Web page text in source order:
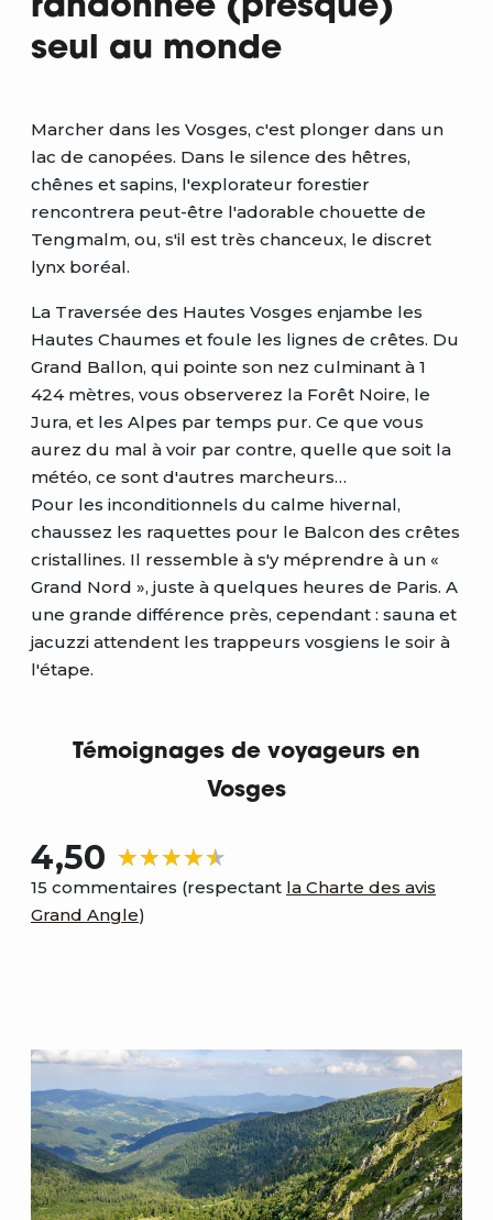
randonnée (presque)
seul au monde
Marcher dans les Vosges, c'est plonger dans un
lac de canopées. Dans le silence des hêtres,
chênes et sapins, l'explorateur forestier
rencontrera peut-être l'adorable chouette de
Tengmalm, ou, s'il est très chanceux, le discret
lynx boréal.
La Traversée des Hautes Vosges enjambe les
Hautes Chaumes et foule les lignes de crêtes. Du
Grand Ballon, qui pointe son nez culminant à 1
424 mètres, vous observerez la Forêt Noire, le
Jura, et les Alpes par temps pur. Ce que vous
aurez du mal à voir par contre, quelle que soit la
météo, ce sont d'autres marcheurs…
Pour les inconditionnels du calme hivernal,
chaussez les raquettes pour le Balcon des crêtes
cristallines. Il ressemble à s'y méprendre à un «
Grand Nord », juste à quelques heures de Paris. A
une grande différence près, cependant : sauna et
jacuzzi attendent les trappeurs vosgiens le soir à
l'étape.
Témoignages de voyageurs en
Vosges
4,50
15 commentaires (respectant la Charte des avis
Grand Angle)